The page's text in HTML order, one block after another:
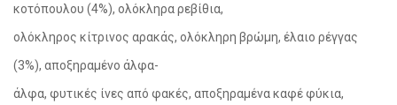
κοτόπουλου (4%), ολόκληρα ρεβίθια,
ολόκληρος κίτρινος αρακάς, ολόκληρη βρώμη, έλαιο ρέγγας
(3%), αποξηραμένο άλφα-
άλφα, φυτικές ίνες από φακές, αποξηραμένα καφέ φύκια,